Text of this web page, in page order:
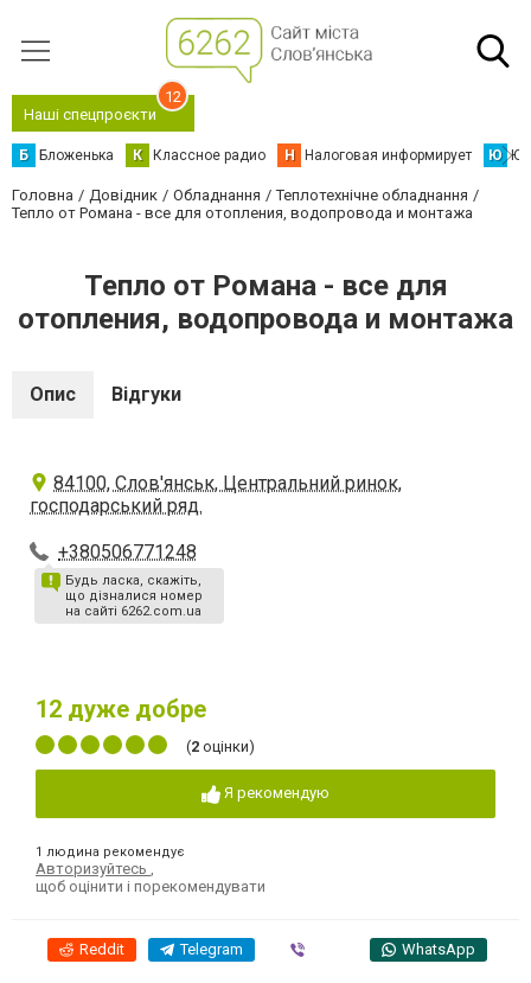
Наші спецпроєкти
12
Б Бложенька К Классное радио Н Налоговая информирует Ю
Головна Довідник Обладнання
Теплотехнічне обладнання
Тепло от Романа - все для отопления, водопровода и монтажа
Тепло от Романа - все для
отопления, водопровода и монтажа
Опис Відгуки
84100, Слов'янськ, Центральний ринок,
господарський ряд.
+380506771248
Будь ласка, скажіть,
що дізналися номер
на сайті 6262.com.ua
12 дуже добре
(2 оцінки)
Я рекомендую
1 людина рекомендує
Авторизуйтесь
щоб оцінити і порекомендувати
Reddit Telegram WhatsApp